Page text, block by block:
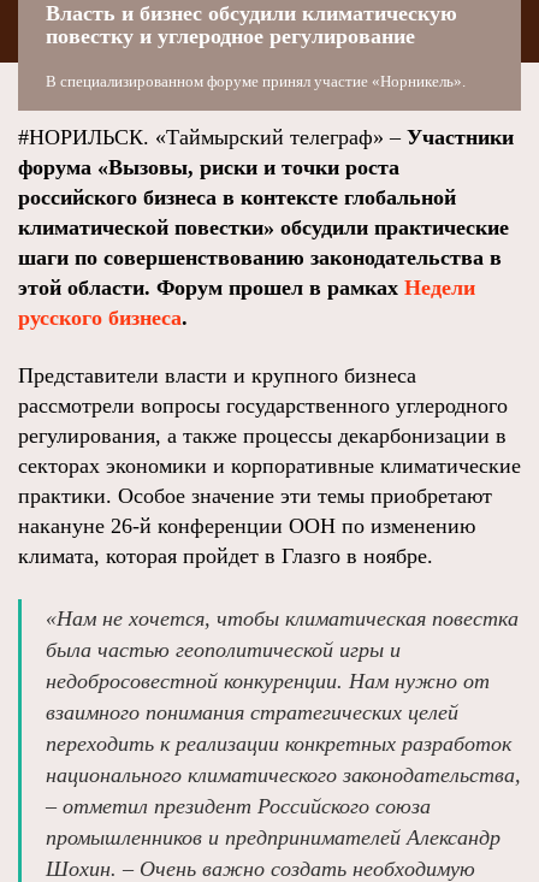
Власть и бизнес обсудили климатическую
повестку и углеродное регулирование
В специализированном форуме принял участие «Норникель».
#НОРИЛЬСК. «Таймырский телеграф» – Участники
форума «Вызовы, риски и точки роста
российского бизнеса в контексте глобальной
климатической повестки» обсудили практические
шаги по совершенствованию законодательства в
этой области. Форум прошел в рамках Недели
русского бизнеса.
Представители власти и крупного бизнеса
рассмотрели вопросы государственного углеродного
регулирования, а также процессы декарбонизации в
секторах экономики и корпоративные климатические
практики. Особое значение эти темы приобретают
накануне 26-й конференции ООН по изменению
климата, которая пройдет в Глазго в ноябре.
«Нам не хочется, чтобы климатическая повестка
была частью геополитической игры и
недобросовестной конкуренции. Нам нужно от
взаимного понимания стратегических целей
переходить к реализации конкретных разработок
национального климатического законодательства,
– отметил президент Российского союза
промышленников и предпринимателей Александр
Шохин. – Очень важно создать необходимую